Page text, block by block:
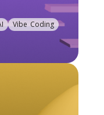
Vibe Coding